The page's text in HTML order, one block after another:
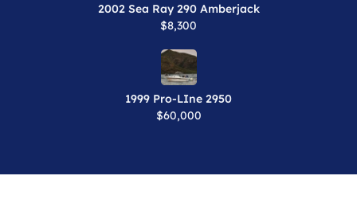
2002 Sea Ray 290 Amberjack
$8,300
1999 Pro-LIne 2950
$60,000